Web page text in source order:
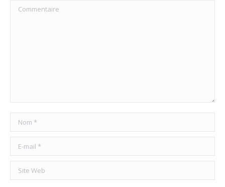
Commentaire
Nom *
E-mail *
Site Web